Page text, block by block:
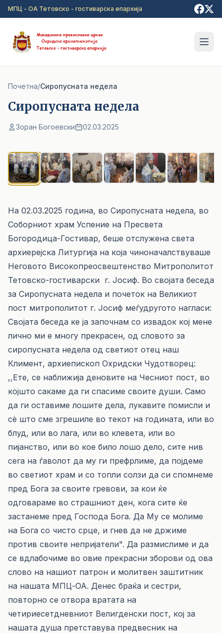
Прејди на главна содржина
МПЦ - ОА Тетовско - гостиварска епархија
Почетна/Сиропусната недела
Сиропусната недела
Зоран Богоевски 02.03.2025
На 02.03.2025 година, во Сиропусната недела, во
Соборниот храм Успение на Пресвета
Богородица-Гостивар, беше отслужена света
архиерејска Литургија на која чиноначалствуваше
Неговото Високопреосвештенство Митрополитот
Тетовско-гостиварски г. Јосиф. Во својата беседа
за Сиропусната недела и почеток на Великиот
пост митрополитот г. Јосиф меѓудругото нагласи:
Својата беседа ке ја започнам со извадок кој мене
лично ми е многу прекрасен, од словото за
сиропусната недела од светиот отец наш
Климент, архиепископ Охридски Чудотворец:
,,Ете, се наближија деновите на Чесниот пост, во
којшто сакаме да ги спасиме своите души. Само
да ги оставиме лошите дела, лукавите помисли и
сѐ што сме згрешиле во текот на годината, или во
блуд, или во лага, или во клевета, или во
пијанство, или во кое било лошо дело, сите нив
сега на ѓаволот да му ги префрлиме, да појдеме
во светиот храм и со топли солзи да си спомнеме
пред Бога за своите гревови, за кои ќе
одговараме во страшниот ден, кога сите ќе
застанеме пред Господа Бога. Да Му се молиме
на Бога со чисто срце, и гнев да не држиме
против своите непријатели". Да размислиме и да
се вдлабочиме во овие прекрасни зборови од ова
слово на нашиот патрон и молитвен заштитник
на нашата МПЦ-ОА. Денес браќа и сестри,
повторно се отвора вратата на
четириесетдневниот Велигденски пост, кој за
нашата душа претставува предвесник на